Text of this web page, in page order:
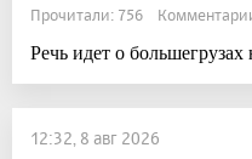
Прочитали: 756
Речь идет о
12:32, 8 авг 2026